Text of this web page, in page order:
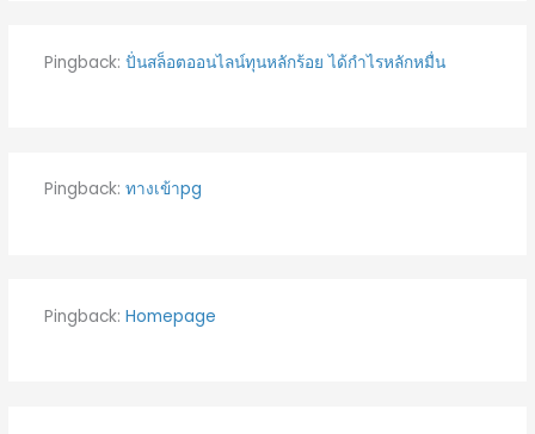
Pingback: ปั่นสล็อตออนไลน์ทุนหลักร้อย ได้กำไรหลักหมื่น
Pingback: ทางเข้าpg
Pingback: Homepage